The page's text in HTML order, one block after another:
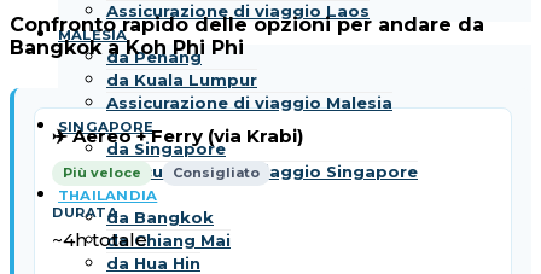
Assicurazione di viaggio Laos
MALESIA
da Penang
da Kuala Lumpur
Assicurazione di viaggio Malesia
SINGAPORE
da Singapore
Assicurazione di viaggio Singapore
THAILANDIA
da Bangkok
da Chiang Mai
da Hua Hin
Confronto rapido delle opzioni per andare da
Bangkok a Koh Phi Phi
✈️ Aereo + Ferry (via Krabi)
Più veloce Consigliato
~4h totale